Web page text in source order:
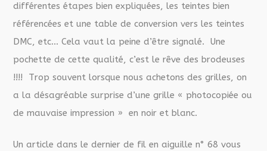
différentes étapes bien expliquées, les teintes bien
référencées et une table de conversion vers les teintes
DMC, etc… Cela vaut la peine d’être signalé. Une
pochette de cette qualité, c’est le rêve des brodeuses
!!!! Trop souvent lorsque nous achetons des grilles, on
a la désagréable surprise d’une grille « photocopiée ou
de mauvaise impression » en noir et blanc.
Un article dans le dernier de fil en aiguille n° 68 vous